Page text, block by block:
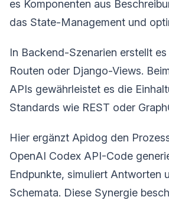
es Komponenten aus
das State-Management und
In Backend-Szenarien erstellt es
Routen oder Django-Views.
APIs gewährleistet es die
Standards wie REST oder
Hier ergänzt Apidog den
OpenAI Codex API-Code
Endpunkte, simuliert Antworten
Schemata. Diese Synergie